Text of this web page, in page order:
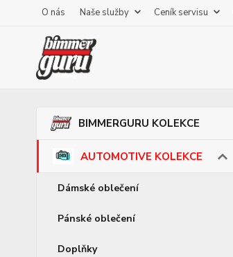
O nás Naše služby Ceník servisu
BIMMERGURU KOLEKCE
AUTOMOTIVE KOLEKCE
Dámské oblečení
Pánské oblečení
Doplňky